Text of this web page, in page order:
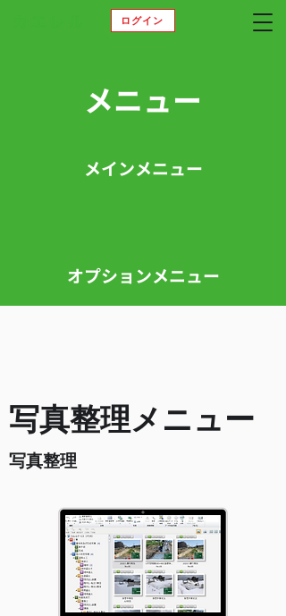
ログイン
​メニュー
メインメニュー
オプションメニュー
​写真整理メニュー
写真整理